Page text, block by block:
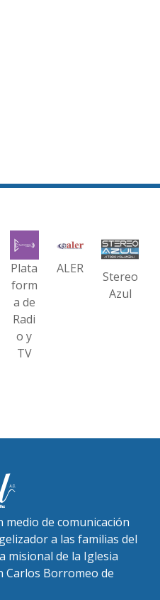
Plata
form
a de
Radi
o y
TV
ALER
Stereo
Azul
medio de comunicación
a las familias del
misional de la Iglesia
Carlos Borromeo de